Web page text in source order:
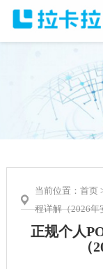
当前位置： 首页
程详解（2026年
正规个人
（